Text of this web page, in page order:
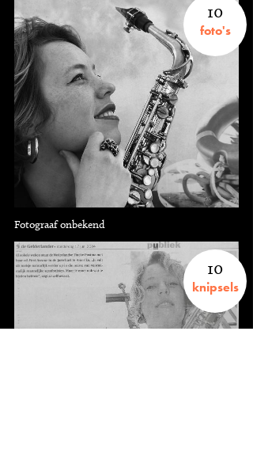
10
foto's
Fotograaf onbekend
10
knipsels